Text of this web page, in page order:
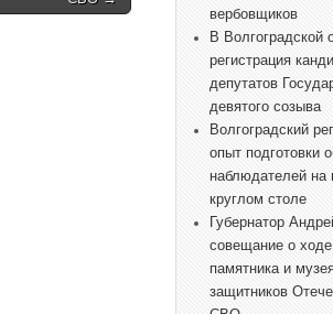
вербовщиков
В Волгоградской
регистрация
депутатов
девятого созыва
Волгоградский
опыт подготовки
наблюдателей на
круглом столе
Губернатор
совещание о
памятника и
защитников